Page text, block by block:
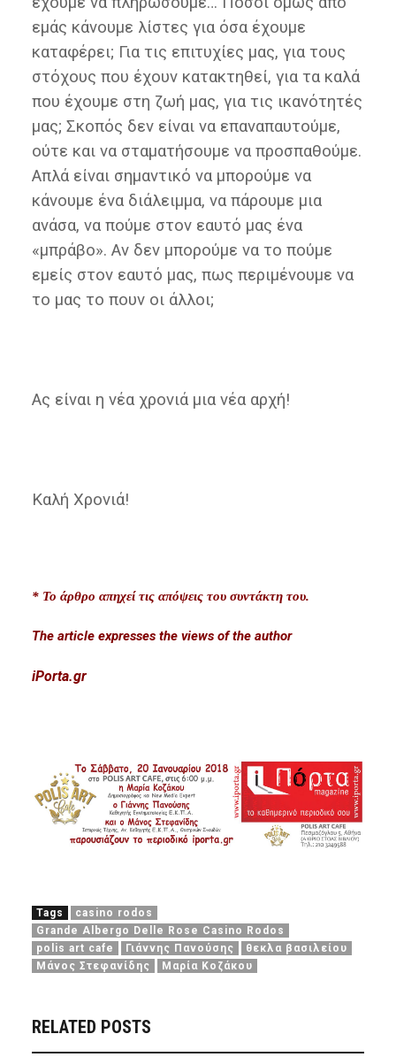
εμάς κάνουμε λίστες για όσα έχουμε
καταφέρει; Για τις επιτυχίες μας, για τους
στόχους που έχουν κατακτηθεί, για τα καλά
που έχουμε στη ζωή μας, για τις ικανότητές
μας; Σκοπός δεν είναι να επαναπαυτούμε,
ούτε και να σταματήσουμε να προσπαθούμε.
Απλά είναι σημαντικό να μπορούμε να
κάνουμε ένα διάλειμμα, να πάρουμε μια
ανάσα, να πούμε στον εαυτό μας ένα
«μπράβο». Αν δεν μπορούμε να το πούμε
εμείς στον εαυτό μας, πως περιμένουμε να
το μας το πουν οι άλλοι;
Ας είναι η νέα χρονιά μια νέα αρχή!
Καλή Χρονιά!
* Το άρθρο απηχεί τις απόψεις του συντάκτη του.
The article expresses the views of the author
iPorta.gr
Tags
casino rodos
Grande Albergo Delle Rose Casino Rodos
polis art cafe
Γιάννης Πανούσης
θεκλα βασιλείου
Μάνος Στεφανίδης
Μαρία Κοζάκου
RELATED POSTS